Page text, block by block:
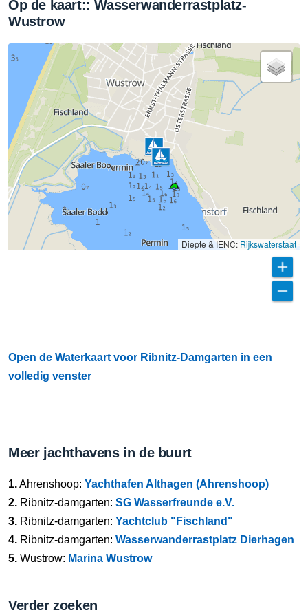
Op de kaart:: Wasserwanderrastplatz-
Wustrow
Diepte & IENC: Rijkswaterstaat
Open de Waterkaart voor Ribnitz-Damgarten in een
volledig venster
Meer jachthavens in de buurt
1.Ahrenshoop: Yachthafen Althagen (Ahrenshoop)
2. Ribnitz-damgarten: SG Wasserfreunde e.V.
3. Ribnitz-damgarten: Yachtclub "Fischland"
4. Ribnitz-damgarten: Wasserwanderrastplatz Dierhagen
5. Wustrow: Marina Wustrow
Verder zoeken